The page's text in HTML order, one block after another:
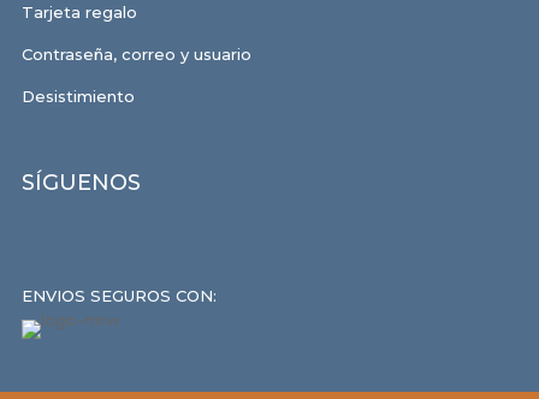
Tarjeta regalo
Contraseña, correo y usuario
Desistimiento
SÍGUENOS
ENVIOS SEGUROS CON: